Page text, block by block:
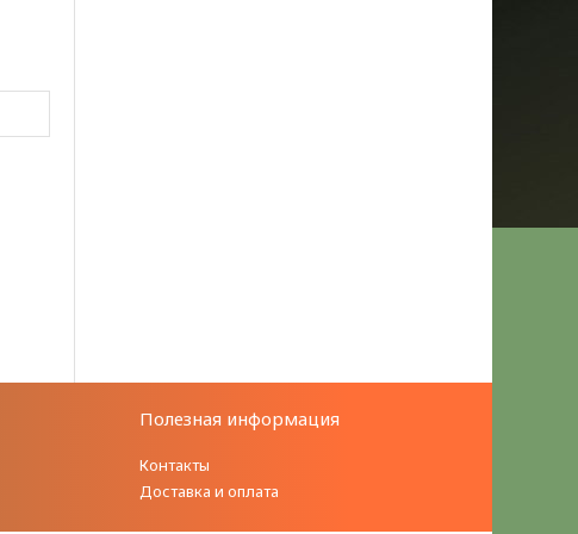
Полезная информация
Контакты
Доставка и оплата